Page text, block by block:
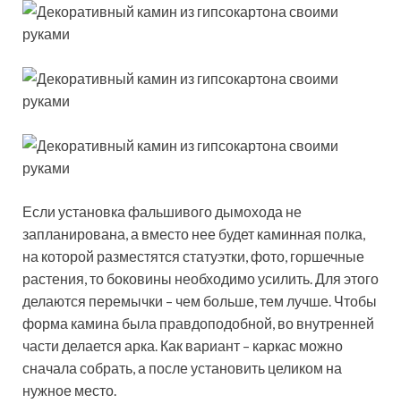
Если установка фальшивого дымохода не
запланирована, а вместо нее будет каминная полка,
на которой разместятся статуэтки, фото, горшечные
растения, то боковины необходимо усилить. Для этого
делаются перемычки – чем больше, тем лучше. Чтобы
форма камина была правдоподобной, во внутренней
части делается арка. Как вариант – каркас можно
сначала собрать, а после установить целиком на
нужное место.